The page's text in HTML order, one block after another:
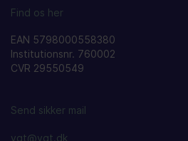
Find os her
EAN 5798000558380
Institutionsnr. 760002
CVR 29550549
Send sikker mail
vgt@vgt.dk